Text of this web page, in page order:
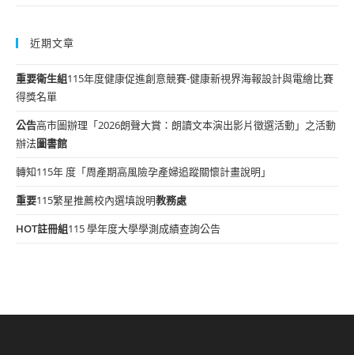
近期文章
重要衛生組115年度健康促進創意競賽-健康新視界海報設計與電繪比賽
得獎名單
公告高市圖辦理「2026朗聲大賞：朗讀文本演出影片徵選活動」之活動
辦法圖書館
轉知115年 度「周產期高風險孕產婦追蹤關懷計畫說明」
重要115繁星推薦校內選填說明教務處
HOT註冊組115 學年度大學學測成績查詢公告